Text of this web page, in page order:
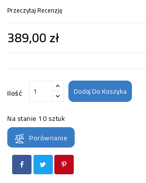
Przeczytaj Recenzję
389,00 zł
Ilość Dodaj Do Koszyka
Na stanie 10 sztuk
Porównanie